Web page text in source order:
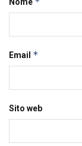
Email *
Sito web